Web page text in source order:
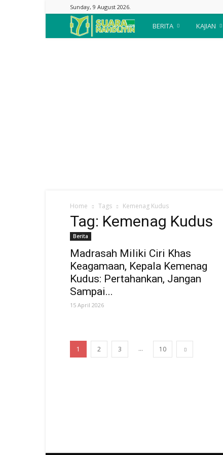
Sunday, 9 August 2026.
Suara
BERITA KAJIAN
Home Tags Kemenag Kudus
Tag: Kemenag Kudus
Berita
Madrasah Miliki Ciri Khas
Keagamaan, Kepala Kemenag
Kudus: Pertahankan, Jangan
Sampai...
15 April 2026
1 2 3 ... 10